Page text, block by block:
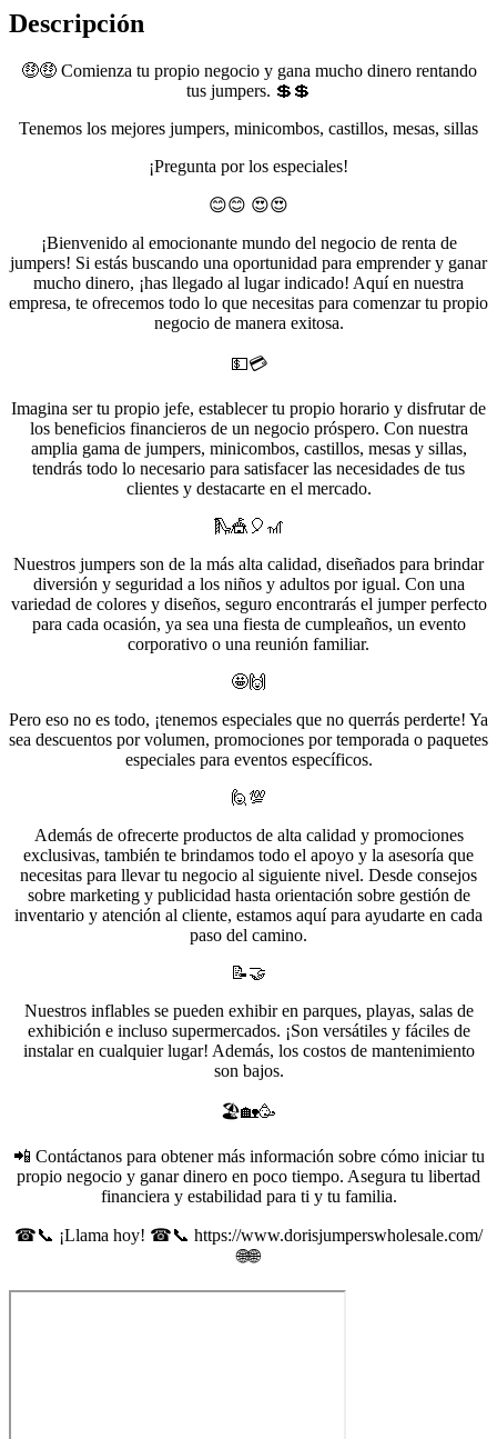
Descripción
🤑🤑 Comienza tu propio negocio y gana mucho dinero rentando
tus jumpers. 💲💲
Tenemos los mejores jumpers, minicombos, castillos, mesas, sillas
¡Pregunta por los especiales!
😊😊 😍😍
¡Bienvenido al emocionante mundo del negocio de renta de
jumpers! Si estás buscando una oportunidad para emprender y ganar
mucho dinero, ¡has llegado al lugar indicado! Aquí en nuestra
empresa, te ofrecemos todo lo que necesitas para comenzar tu propio
negocio de manera exitosa.
💵💳
Imagina ser tu propio jefe, establecer tu propio horario y disfrutar de
los beneficios financieros de un negocio próspero. Con nuestra
amplia gama de jumpers, minicombos, castillos, mesas y sillas,
tendrás todo lo necesario para satisfacer las necesidades de tus
clientes y destacarte en el mercado.
🛝🎪🎈🎢
Nuestros jumpers son de la más alta calidad, diseñados para brindar
diversión y seguridad a los niños y adultos por igual. Con una
variedad de colores y diseños, seguro encontrarás el jumper perfecto
para cada ocasión, ya sea una fiesta de cumpleaños, un evento
corporativo o una reunión familiar.
🤩🙌
Pero eso no es todo, ¡tenemos especiales que no querrás perderte! Ya
sea descuentos por volumen, promociones por temporada o paquetes
especiales para eventos específicos.
🙋💯
Además de ofrecerte productos de alta calidad y promociones
exclusivas, también te brindamos todo el apoyo y la asesoría que
necesitas para llevar tu negocio al siguiente nivel. Desde consejos
sobre marketing y publicidad hasta orientación sobre gestión de
inventario y atención al cliente, estamos aquí para ayudarte en cada
paso del camino.
📝🤝
Nuestros inflables se pueden exhibir en parques, playas, salas de
exhibición e incluso supermercados. ¡Son versátiles y fáciles de
instalar en cualquier lugar! Además, los costos de mantenimiento
son bajos.
🏖️🏡🥳
📲 Contáctanos para obtener más información sobre cómo iniciar tu
propio negocio y ganar dinero en poco tiempo. Asegura tu libertad
financiera y estabilidad para ti y tu familia.
☎📞 ¡Llama hoy! ☎📞 https://www.dorisjumperswholesale.com/
🌐🌐